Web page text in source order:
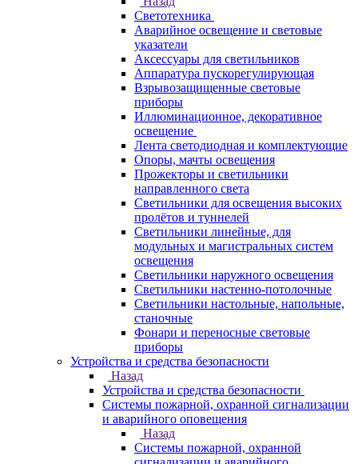
Светотехника
Аварийное освещение и световые
указатели
Аксессуары для светильников
Аппаратура пускорегулирующая
Взрывозащищенные световые
приборы
Иллюминационное, декоративное
освещение
Лента светодиодная и комплектующие
Опоры, мачты освещения
Прожекторы и светильники
направленного света
Светильники для освещения высоких
пролётов и туннелей
Светильники линейные, для
модульных и магистральных систем
освещения
Светильники наружного освещения
Светильники настенно-потолочные
Светильники настольные, напольные,
станочные
Фонари и переносные световые
приборы
Устройства и средства безопасности
Назад
Устройства и средства безопасности
Системы пожарной, охранной сигнализации
и аварийного оповещения
Назад
Системы пожарной, охранной